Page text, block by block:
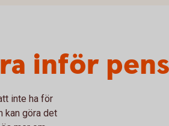
inför
inte ha för
kan göra det